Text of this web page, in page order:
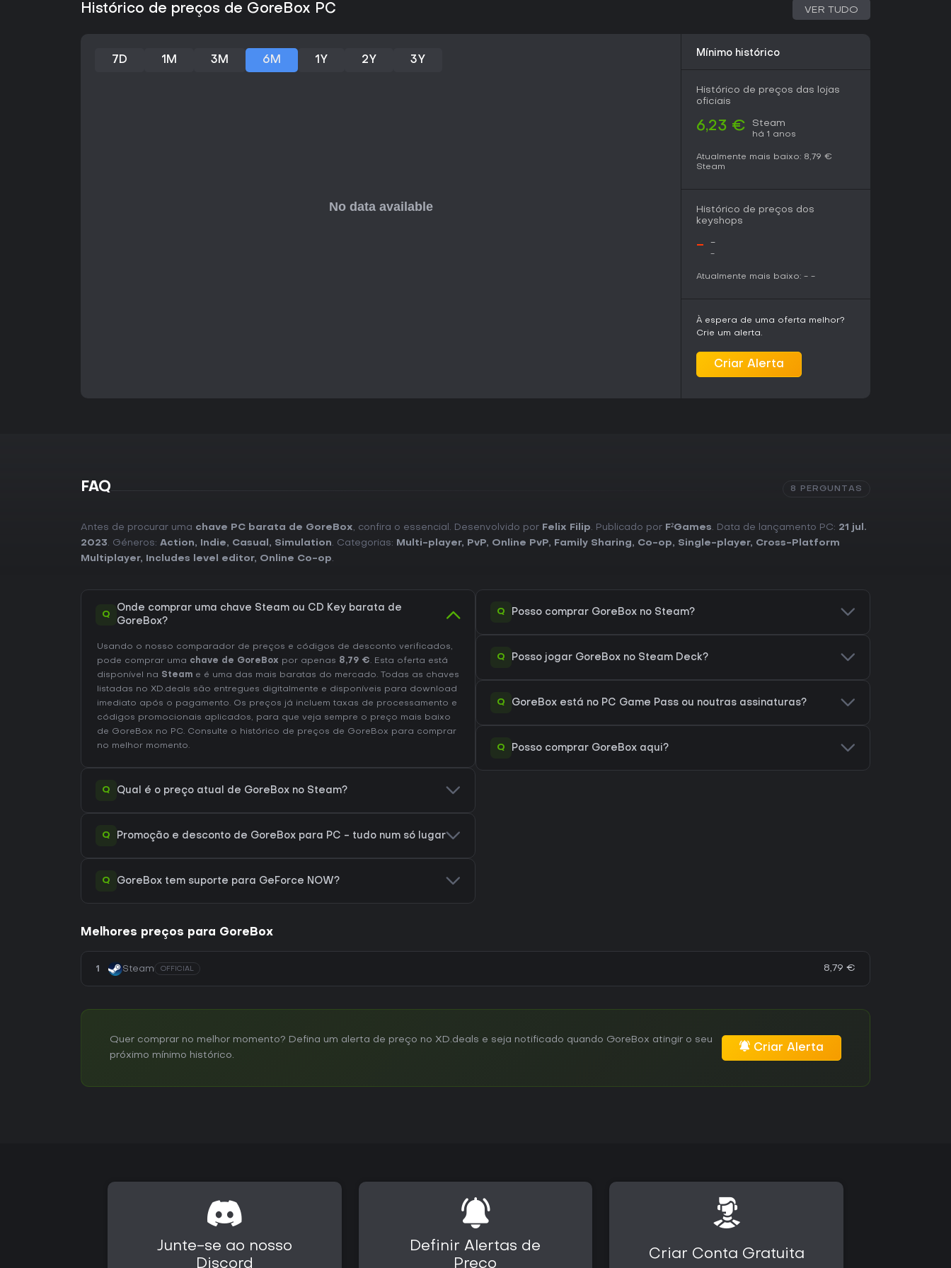
Se você gosta de sandboxes violentos e movidos a física, com foco em
criatividade e alívio de estresse via destruição, GoreBox oferece uma
mantendo o conteúdo fresco. Pessoas sensíveis a violência extrema devem
Histórico de preços de GoreBox PC VER TUDO
7D 1M 3M 6M 1Y 2Y 3Y
Mínimo histórico
Histórico de preços das lojas
oficiais
6,23 € Steam
há 1 anos
Atualmente mais baixo: 8,79 €
Steam
Histórico de preços dos
keyshops
- -
-
Atualmente mais baixo: - -
À espera de uma oferta melhor?
Crie um alerta.
Criar Alerta
FAQ 8 PERGUNTAS
Antes de procurar uma chave PC barata de GoreBox, confira o essencial. Desenvolvido por Felix Filip. Publicado por F²Games. Data de lançamento PC: 21 jul.
2023. Géneros: Action, Indie, Casual , Simulation. Categorias: Multi-player, PvP, Online PvP, Family Sharing, Co-op, Single-player, Cross-Platform
Multiplayer, Includes level editor, Online Co-op.
Q
Onde comprar uma chave Steam ou CD Key barata de
GoreBox?
Usando o nosso comparador de preços e códigos de desconto verificados,
pode comprar uma chave de GoreBox por apenas 8,79 €. Esta oferta está
disponível na Steam e é uma das mais baratas do mercado. Todas as chaves
listadas no XD.deals são entregues digitalmente e disponíveis para download
imediato após o pagamento. Os preços já incluem taxas de processamento e
códigos promocionais aplicados, para que veja sempre o preço mais baixo
de GoreBox no PC. Consulte o histórico de preços de GoreBox para comprar
no melhor momento.
Q Qual é o preço atual de GoreBox no Steam?
Q Promoção e desconto de GoreBox para PC - tudo num só lugar
Q GoreBox tem suporte para GeForce NOW?
Q Posso comprar GoreBox no Steam?
Q Posso jogar GoreBox no Steam Deck?
Q GoreBox está no PC Game Pass ou noutras assinaturas?
Q Posso comprar GoreBox aqui?
Melhores preços para GoreBox
1 Steam OFFICIAL 8,79 €
Quer comprar no melhor momento? Defina um alerta de preço no XD.deals e seja notificado quando GoreBox atingir o seu
próximo mínimo histórico.
Criar Alerta
Junte-se ao nosso
Discord
Definir Alertas de
Preço
Criar Conta Gratuita